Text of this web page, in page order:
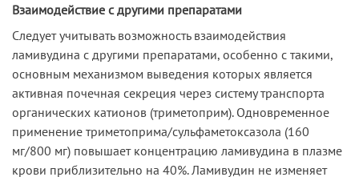
Взаимодействие с другими препаратами
Следует учитывать возможность взаимодействия
ламивудина с другими препаратами, особенно с такими,
основным механизмом выведения которых является
активная почечная секреция через систему транспорта
органических катионов (триметоприм). Одновременное
применение триметоприма/сульфаметоксазола (160
мг/800 мг) повышает концентрацию ламивудина в плазме
крови приблизительно на 40%. Ламивудин не изменяет